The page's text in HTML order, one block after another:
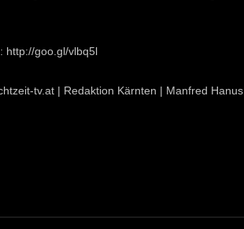
http://goo.gl/vlbq5l
tv.at | Redaktion Kärnten | Manfred